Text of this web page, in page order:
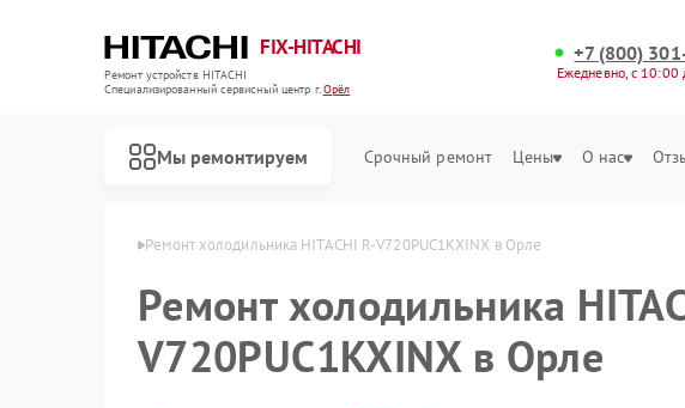
FIX-HITACHI
Ремонт устройств HITACHI
Специализированный cервисный центр г.Орёл
+7 (800)
Ежедневно, с 10:00
Мы ремонтируем Срочный ремонт Цены О нас
HITACHI в Орле Ремонт холодильника HITACHI R-V720PUC1KXINX в Орле
Ремонт холодильника
V720PUC1KXINX в Орле